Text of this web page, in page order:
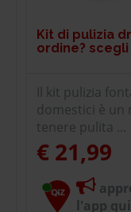
Kit di pulizia
ordine? scegli
Il kit pulizia
domestici è un
tenere pulita ...
€ 21,99
l'app